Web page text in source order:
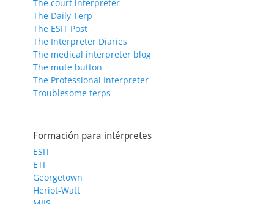
The court interpreter
The Daily Terp
The ESIT Post
The Interpreter Diaries
The medical interpreter blog
The mute button
The Professional Interpreter
Troublesome terps
Formación para intérpretes
ESIT
ETI
Georgetown
Heriot-Watt